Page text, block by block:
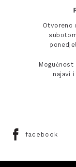
Otvoreno
Mogućnost
najavi
facebook